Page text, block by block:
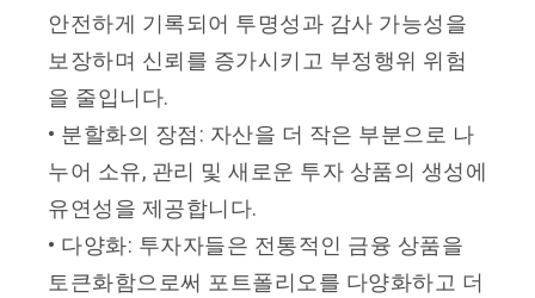
안전하게 기록되어 투명성과 감사 가능성을
보장하며 신뢰를 증가시키고 부정행위 위험
을 줄입니다.
• 분할화의 장점: 자산을 더 작은 부분으로 나
누어 소유, 관리 및 새로운 투자 상품의 생성에
유연성을 제공합니다.
• 다양화: 투자자들은 전통적인 금융 상품을
토큰화함으로써 포트폴리오를 다양화하고 더